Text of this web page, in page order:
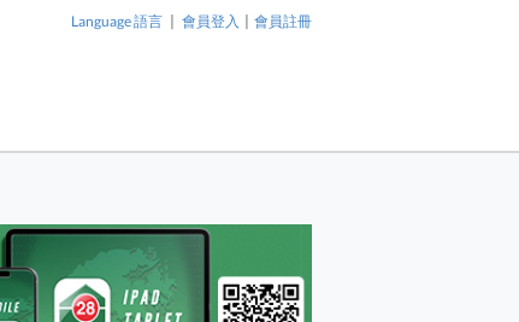
Language 語言 | 會員登入 | 會員註冊